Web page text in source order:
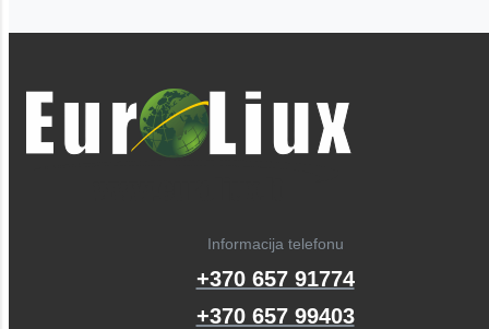
Informacija telefonu
+370 657 91774
+370 657 99403